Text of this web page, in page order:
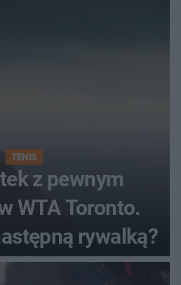
TENIS
z pewnym
WTA Toronto.
rywalką?